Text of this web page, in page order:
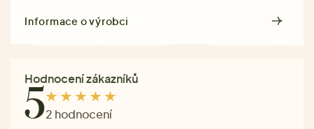
Informace o výrobci
Hodnocení zákazníků
52 hodnocení